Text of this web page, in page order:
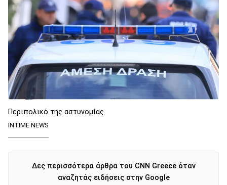
Περιπολικό της αστυνομίας
INTIME NEWS
Δες περισσότερα άρθρα του CNN Greece όταν
αναζητάς ειδήσεις στην Google